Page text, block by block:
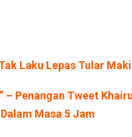
Laku Lepas Tular
– Penangan Tweet
Masa 5 Jam